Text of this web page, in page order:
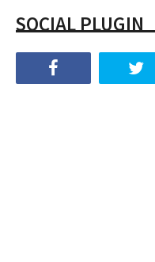
SOCIAL PLUGIN